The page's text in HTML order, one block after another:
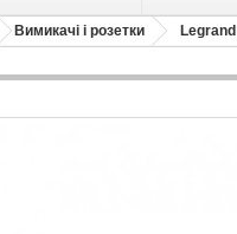
Вимикачі і розетки